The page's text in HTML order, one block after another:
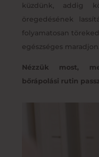
küzdünk, addig
öregedésének
folyamatosan
egészséges maradjon.
Nézzük most,
bőrápolási rutin